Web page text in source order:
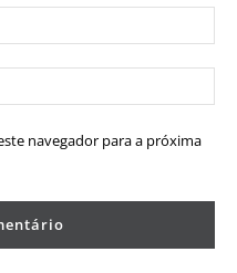
navegador para a próxima